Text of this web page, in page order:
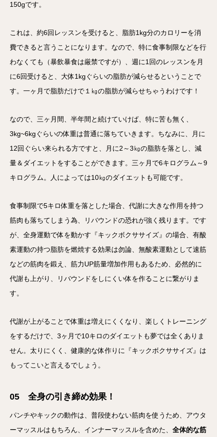
150gです。
これは、約6回レッスンを受けると、脂肪1kg分のカロリーを消
費できると言うことになります。なので、特に食事制限などを行
わなくても（暴飲暴食は厳禁ですが）、週に1回のレッスンを月
に6回受けると、大体1kgぐらいの脂肪が減らせるということで
す。一ヶ月で脂肪だけで１㎏の脂肪が減らせちゃうわけです！
なので、三ヶ月間、半年間と続けていけば、特に苦も無く、
3kg~6kgぐらいの体重は普通に落ちていきます。ちなみに、月に
12回ぐらい来られる方ですと、月に2～3㎏の脂肪を落とし、減
量＆ダイエットをすることができます。三ヶ月で6キログラム～9
キログラム。人によっては10㎏のダイエットも可能です。
食事制限で5キロ体重を落とした場合、代謝に大きな作用を持つ
筋肉も落ちてしまう為、リバウンドの恐れが強く残ります。です
が、全身運動で体を動かす『キックボクササイズ』の場合、有酸
素運動の持つ脂肪を燃焼する効果は勿論、無酸素運動として速筋
などの筋肉を鍛え、筋力UP筋量増加作用もあるため、必然的に
代謝も上がり、リバウンドをしにくい体を作ることに繋がりま
す。
代謝が上がることで体重は増えにくくなり、楽しくトレーニング
をするだけで、3ヶ月で10キロのダイエットも夢では全くありま
せん。太りにくく、健康的な体作りに『キックボクササイズ』は
もってこいと言えるでしょう。
05 全身の引き締め効果！
パンチやキックの動作は、普段使わない筋肉を使うため、アウタ
ーマッスルはもちろん、インナーマッスルを含めた、 全体的な筋